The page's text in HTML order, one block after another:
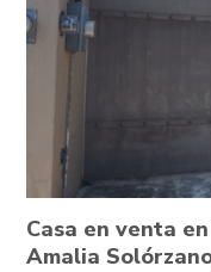
Casa en venta
Amalia